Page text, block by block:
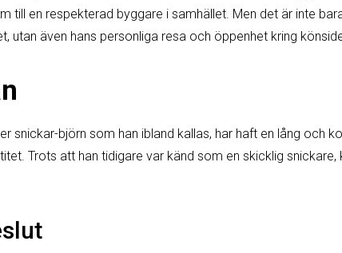
till en respekterad byggare i samhället. Men det är inte
utan även hans personliga resa och öppenhet kring
snickar-björn som han ibland kallas, har haft en lång och
Trots att han tidigare var känd som en skicklig snickare,